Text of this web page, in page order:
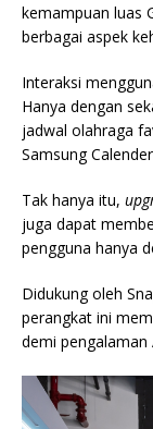
kemampuan luas
berbagai aspek
Interaksi
Hanya dengan
jadwal olahraga
Samsung
Tak hanya itu,
juga dapat
pengguna hanya
Didukung oleh
perangkat ini
demi pengalaman